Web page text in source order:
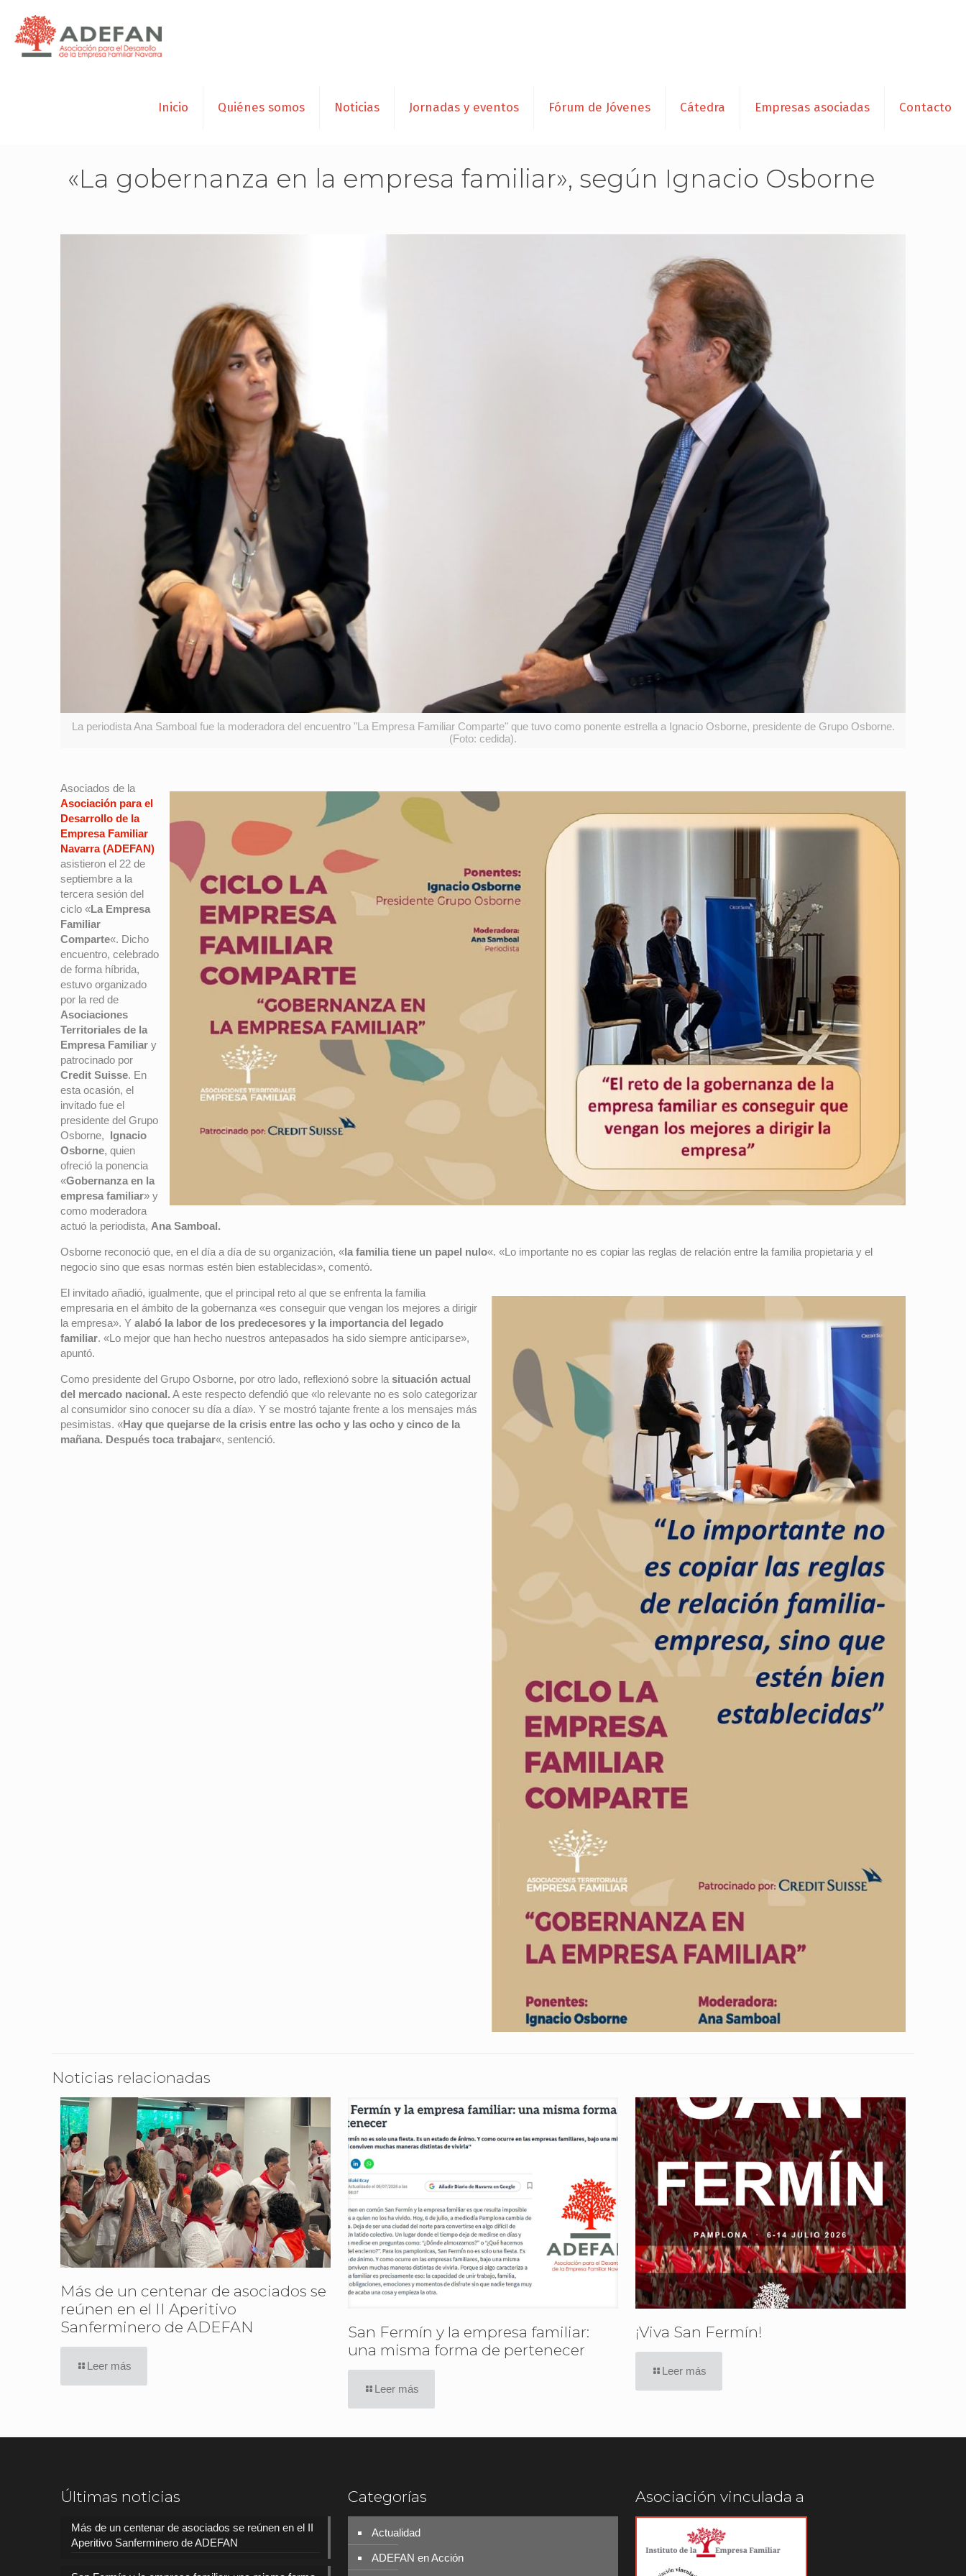
Inicio Quiénes somos Noticias Jornadas y eventos Fórum de Jóvenes Cátedra Empresas asociadas Contacto
«La gobernanza en la empresa familiar», según Ignacio Osborne
La periodista Ana Samboal fue la moderadora del encuentro "La Empresa Familiar Comparte" que tuvo como ponente estrella a Ignacio Osborne, presidente de Grupo Osborne.
(Foto: cedida).
Asociados de la
Asociación para el
Desarrollo de la
Empresa Familiar
Navarra (ADEFAN)
asistieron el 22 de
septiembre a la
tercera sesión del
ciclo «La Empresa
Familiar
Comparte«. Dicho
encuentro, celebrado
de forma híbrida,
estuvo organizado
por la red de
Asociaciones
Territoriales de la
Empresa Familiar y
patrocinado por
Credit Suisse. En
esta ocasión, el
invitado fue el
presidente del Grupo
Osborne, Ignacio
Osborne, quien
ofreció la ponencia
«Gobernanza en la
empresa familiar» y
como moderadora
actuó la periodista, Ana Samboal.
Osborne reconoció que, en el día a día de su organización, «la familia tiene un papel nulo«. «Lo importante no es copiar las reglas de relación entre la familia propietaria y el
negocio sino que esas normas estén bien establecidas», comentó.
El invitado añadió, igualmente, que el principal reto al que se enfrenta la familia
empresaria en el ámbito de la gobernanza «es conseguir que vengan los mejores a dirigir
la empresa». Y alabó la labor de los predecesores y la importancia del legado
familiar. «Lo mejor que han hecho nuestros antepasados ha sido siempre anticiparse»,
apuntó.
Como presidente del Grupo Osborne, por otro lado, reflexionó sobre la situación actual
del mercado nacional. A este respecto defendió que «lo relevante no es solo categorizar
al consumidor sino conocer su día a día». Y se mostró tajante frente a los mensajes más
pesimistas. «Hay que quejarse de la crisis entre las ocho y las ocho y cinco de la
mañana. Después toca trabajar«, sentenció.
Noticias relacionadas
Más de un centenar de asociados se
reúnen en el II Aperitivo
Sanferminero de ADEFAN
Leer más
San Fermín y la empresa familiar:
una misma forma de pertenecer
Leer más
¡Viva San Fermín!
Leer más
Últimas noticias
Más de un centenar de asociados se reúnen en el II
Aperitivo Sanferminero de ADEFAN
Categorías
Actualidad
ADEFAN en Acción
Asociación vinculada a